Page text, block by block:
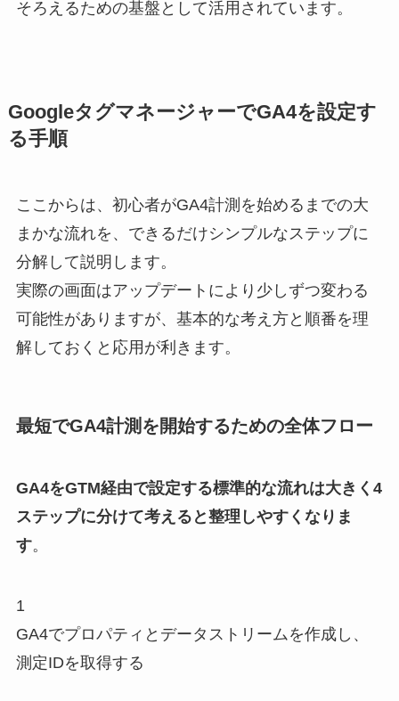
そろえるための基盤として活用されています。
GoogleタグマネージャーでGA4を設定す
る手順
ここからは、初心者がGA4計測を始めるまでの大
まかな流れを、できるだけシンプルなステップに
分解して説明します。
実際の画面はアップデートにより少しずつ変わる
可能性がありますが、基本的な考え方と順番を理
解しておくと応用が利きます。
最短でGA4計測を開始するための全体フロー
GA4をGTM経由で設定する標準的な流れは大きく4
ステップに分けて考えると整理しやすくなりま
す。
1
GA4でプロパティとデータストリームを作成し、
測定IDを取得する